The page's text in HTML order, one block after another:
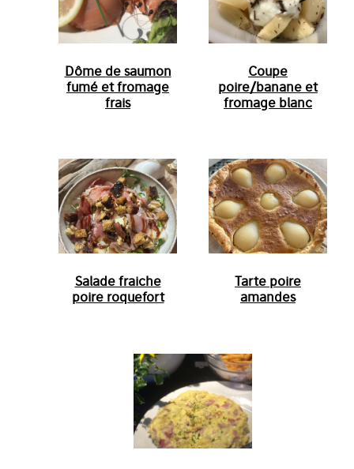
Dôme de saumon
fumé et fromage
frais
Coupe
poire/banane et
fromage blanc
Salade fraiche
poire roquefort
Tarte poire
amandes